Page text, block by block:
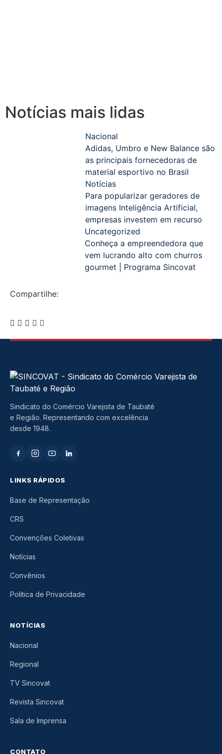
Notícias mais lidas
Nacional
Adidas, Umbro e New Balance são
as principais fornecedoras de
material esportivo no Brasil
Notícias
Para popularizar geradores de
imagens Inteligência Artificial,
empresas investem em recurso
Uncategorized
Conheça a empreendedora que
vem lucrando alto com churros
gourmet | Programa Sincovat
Compartilhe:
Sindicato do Comércio Varejista de Taubaté
e Região. Representando com excelência
desde 1948.
LINKS RÁPIDOS
Base de Representação
CRS
Convenções Coletivas
Notícias
Convênios
Política de Privacidade
NOTÍCIAS
Nacional
Regional
TV Sincovat
Revista Sincovat
Sala de Imprensa
CONTATO